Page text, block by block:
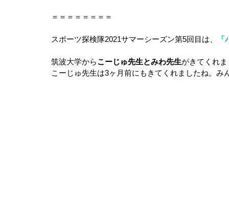
＝＝＝＝＝＝＝＝
スポーツ探検隊2021サマーシーズン第5回目は、
筑波大学からこーじゅ先生とみわ先生がきてくれ
こーじゅ先生は3ヶ月前にもきてくれましたね。み